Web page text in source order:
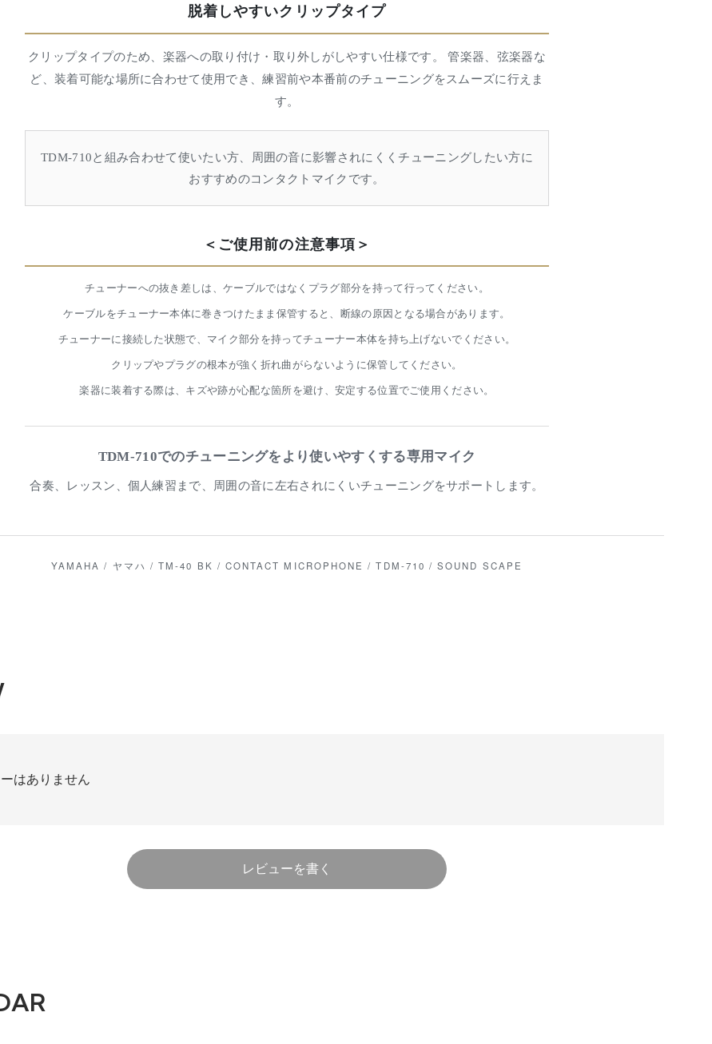
脱着しやすいクリップタイプ
クリップタイプのため、楽器への取り付け・取り外しがしやすい仕様です。 管楽器、弦楽器な
ど、装着可能な場所に合わせて使用でき、練習前や本番前のチューニングをスムーズに行えま
す。
TDM-710と組み合わせて使いたい方、周囲の音に影響されにくくチューニングしたい方に
おすすめのコンタクトマイクです。
＜ご使用前の注意事項＞
チューナーへの抜き差しは、ケーブルではなくプラグ部分を持って行ってください。
ケーブルをチューナー本体に巻きつけたまま保管すると、断線の原因となる場合があります。
チューナーに接続した状態で、マイク部分を持ってチューナー本体を持ち上げないでください。
クリップやプラグの根本が強く折れ曲がらないように保管してください。
楽器に装着する際は、キズや跡が心配な箇所を避け、安定する位置でご使用ください。
TDM-710でのチューニングをより使いやすくする専用マイク
合奏、レッスン、個人練習まで、周囲の音に左右されにくいチューニングをサポートします。
YAMAHA / ヤマハ / TM-40 BK / CONTACT MICROPHONE / TDM-710 / SOUND SCAPE
はありません
レビューを書く